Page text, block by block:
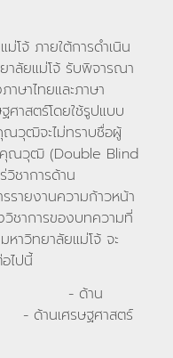
โจ้ ภายใต้การดำเนิน
าลัยแม่โจ้ รับพิจารณา
ษาไทยและภาษา
ศาสตร์โดยใช้รูปแบบ
วุฒิจะไม่ทราบชื่อผู้
งคุณวุฒิ (Double Blind
ชาการด้าน
รายงานความก้าวหน้า
วิชาการของบทความที่
หาวิทยาลัยแม่โจ้ จะ
ไปนี้
ฒนา - ด้าน
านเศรษฐศาสตร์